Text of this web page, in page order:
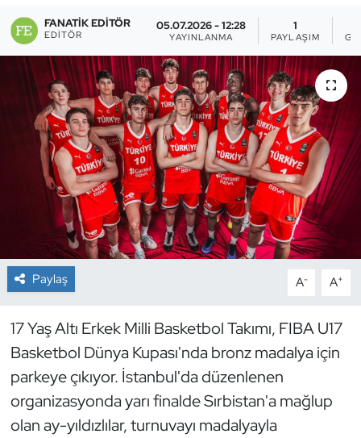
FANATIK EDITÖR
EDITÖR
05.07.2026 - 12:28
YAYINLANMA
1
PAYLAŞIM
Paylaş A- A+
17 Yaş Altı Erkek Milli Basketbol Takımı, FIBA U17
Basketbol Dünya Kupası'nda bronz madalya için
parkeye çıkıyor. İstanbul'da düzenlenen
organizasyonda yarı finalde Sırbistan'a mağlup
olan ay-yıldızlılar, turnuvayı madalyayla
Buz Hokeyi
Buz Pateni
Çim Hokeyi
Cimnastik
Curling
Dağcılık
Dans Sporları
Dövüş Sanatı
E-Spor